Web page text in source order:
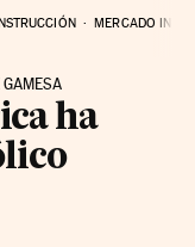
MERCADO
ha